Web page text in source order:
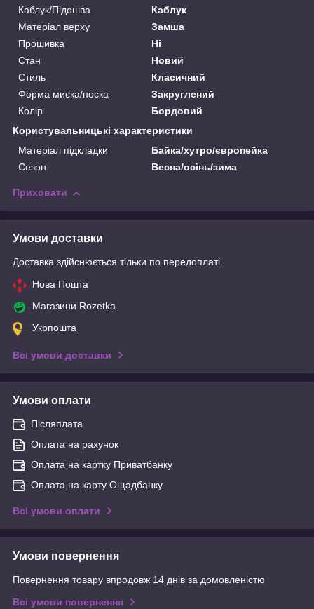
Каблук/Підошва
Каблук
Матеріал верху
Замша
Прошивка
Ні
Стан
Новий
Стиль
Класичний
Форма миска/носка
Закруглений
Колір
Бордовий
Користувальницькі характеристики
Матеріал підкладки
Байка/хутро/європейка
Сезон
Весна/осінь/зима
Приховати
Умови доставки
Доставка здійснюється тільки по передоплаті.
Нова Пошта
Магазини Rozetka
Укрпошта
Всі умови доставки
Умови оплати
Післяплата
Оплата на рахунок
Оплата на картку Приватбанку
Оплата на карту Ощадбанку
Всі умови оплати
Умови повернення
Повернення товару впродовж 14 днів за домовленістю
Всі умови повернення